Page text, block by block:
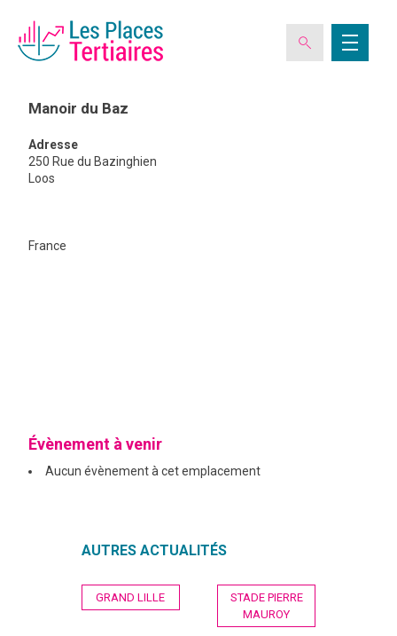
ESPACE ADHÉRENT
PUBLICATIONS
Manoir du Baz
Adresse
250 Rue du Bazinghien
Loos
France
Évènement à venir
Aucun évènement à cet emplacement
AUTRES ACTUALITÉS
Navigation
de
GRAND LILLE
STADE PIERRE
MAUROY